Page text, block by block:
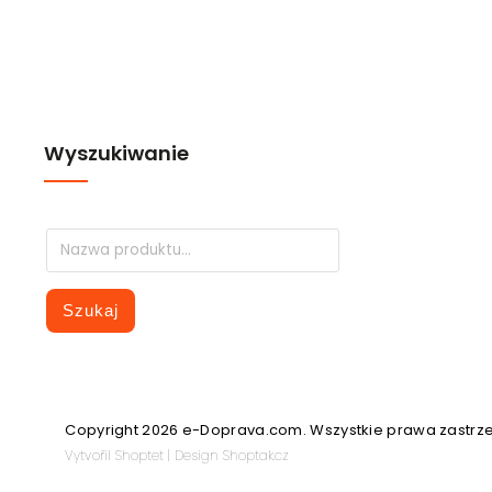
Wyszukiwanie
Szukaj
Copyright 2026 e-Doprava.com. Wszystkie prawa
VytvořilShoptet | DesignShoptak.cz